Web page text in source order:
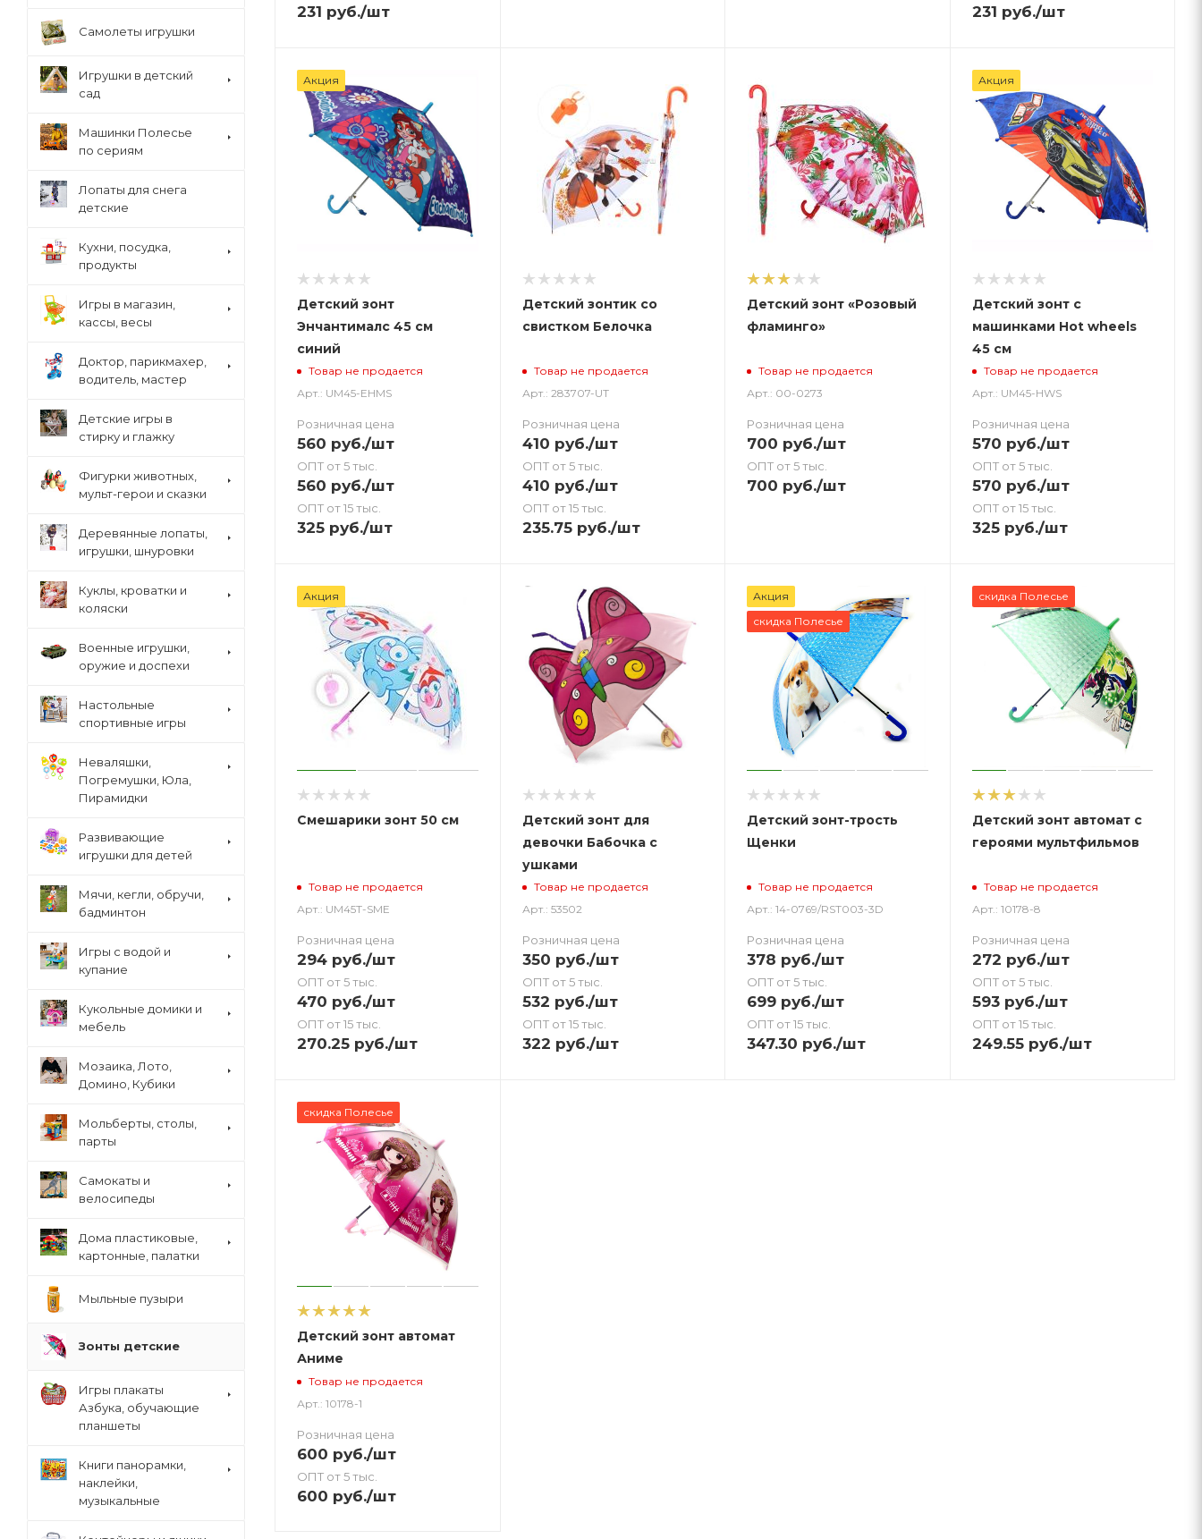
231 руб./шт 231 руб./шт
Акция
Детский зонт
Энчантималс 45 см
синий
Товар не продается
Арт.: UM45-EHMS
Розничная цена
560 руб./шт
ОПТ от 5 тыс.
560 руб./шт
ОПТ от 15 тыс.
325 руб./шт
Детский зонтик со
свистком Белочка
Товар не продается
Арт.: 283707-UT
Розничная цена
410 руб./шт
ОПТ от 5 тыс.
410 руб./шт
ОПТ от 15 тыс.
235.75руб./шт
Детский зонт «Розовый
фламинго»
Товар не продается
Арт.: 00-0273
Розничная цена
700 руб./шт
ОПТ от 5 тыс.
700 руб./шт
Акция
Детский зонт с
машинками Hot wheels
45 см
Товар не продается
Арт.: UM45-HWS
Розничная цена
570 руб./шт
ОПТ от 5 тыс.
570 руб./шт
ОПТ от 15 тыс.
325руб./шт
Акция
Смешарики зонт 50 см
Товар не продается
Арт.: UM45T-SME
Розничная цена
294 руб./шт
ОПТ от 5 тыс.
470 руб./шт
ОПТ от 15 тыс.
270.25 руб./шт
Детский зонт для
девочки Бабочка с
ушками
Товар не продается
Арт.: 53502
Розничная цена
350 руб./шт
ОПТ от 5 тыс.
532 руб./шт
ОПТ от 15 тыс.
322 руб./шт
Акция
скидка Полесье
Детский зонт-трость
Щенки
Товар не продается
Арт.: 14-0769/RST003-3D
Розничная цена
378 руб./шт
ОПТ от 5 тыс.
699 руб./шт
ОПТ от 15 тыс.
347.30 руб./шт
скидка Полесье
Детский зонт автомат с
героями мультфильмов
Товар не продается
Арт.: 10178-8
Розничная цена
272 руб./шт
ОПТ от 5 тыс.
593руб./шт
ОПТ от 15 тыс.
249.55руб./шт
скидка Полесье
Детский зонт автомат
Аниме
Товар не продается
Арт.: 10178-1
Розничная цена
600 руб./шт
ОПТ от 5 тыс.
600 руб./шт
Самолеты игрушки
Игрушки в детский
сад
Машинки Полесье
по сериям
Лопаты для снега
детские
Кухни, посудка,
продукты
Игры в магазин,
кассы, весы
Доктор, парикмахер,
водитель, мастер
Детские игры в
стирку и глажку
Фигурки животных,
мульт-герои и сказки
Деревянные лопаты,
игрушки, шнуровки
Куклы, кроватки и
коляски
Военные игрушки,
оружие и доспехи
Настольные
спортивные игры
Неваляшки,
Погремушки, Юла,
Пирамидки
Развивающие
игрушки для детей
Мячи, кегли, обручи,
бадминтон
Игры с водой и
купание
Кукольные домики и
мебель
Мозаика, Лото,
Домино, Кубики
Мольберты, столы,
парты
Cамокаты и
велосипеды
Дома пластиковые,
картонные, палатки
Мыльные пузыри
Зонты детские
Игры плакаты
Азбука, обучающие
планшеты
Книги панорамки,
наклейки,
музыкальные